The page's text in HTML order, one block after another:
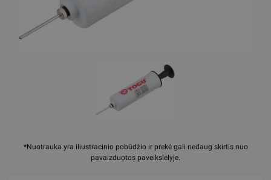
*Nuotrauka yra iliustracinio pobūdžio ir prekė gali nedaug skirtis nuo
pavaizduotos paveikslėlyje.